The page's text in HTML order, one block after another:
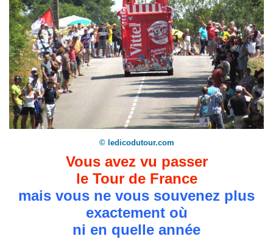
© ledicodutour.com
Vous avez vu passer
le Tour de France
mais vous ne vous souvenez plus
exactement où
ni en quelle année